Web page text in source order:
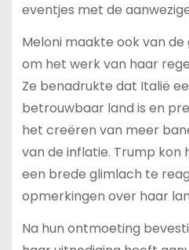
eventjes met de
Meloni maakte ook van
om het werk van haar
Ze benadrukte dat Italië
betrouwbaar land is en
het creëren van meer
van de inflatie. Trump
een brede glimlach te
opmerkingen over haar
Na hun ontmoeting